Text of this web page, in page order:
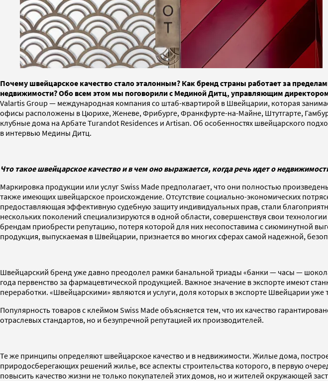
Почему швейцарское качество стало эталонным? Как бренд страны работает за
недвижимости? Обо всем этом мы поговорили с Мединой Дитц, управляющим
Valartis Group — международная компания со штаб-квартирой в Швейцарии, которая
офисы расположены в Цюрихе, Женеве, Фрибурге, Франкфурте-на-Майне, Штутгарте,
клубные дома на Арбате Turandot Residences и Artisan. Об особенностях швейцарского
в интервью Медины Дитц.
Что такое швейцарское качество и в чем оно выражается, когда речь идет о
Маркировка продукции или услуг Swiss Made предполагает, что они полностью
также имеющих швейцарское происхождение. Отсутствие социально-экономических
предоставляющая эффективную судебную защиту индивидуальных прав, стали
нескольких поколений специализируются в одной области, совершенствуя свои
брендам приобрести репутацию, потеря которой для них несопоставима с сиюминутной
продукция, выпускаемая в Швейцарии, признается во многих сферах самой надежной,
Швейцарский бренд уже давно преодолел рамки банальной триады «банки — часы —
года первенство за фармацевтической продукцией. Важное значение в экспорте имеют
переработки. «Швейцарскими» являются и услуги, доля которых в экспорте Швейцарии уже
Популярность товаров с клеймом Swiss Made объясняется тем, что их качество
отраслевых стандартов, но и безупречной репутацией их производителей.
Те же принципы определяют швейцарское качество и в недвижимости. Жилые дома,
природосберегающих решений жилье, все аспекты строительства которого, в первую
повысить качество жизни не только покупателей этих домов, но и жителей окружающей